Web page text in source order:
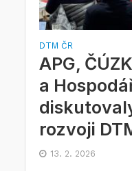
DTM ČR
APG,
a
rozvoji
13. 2. 2026